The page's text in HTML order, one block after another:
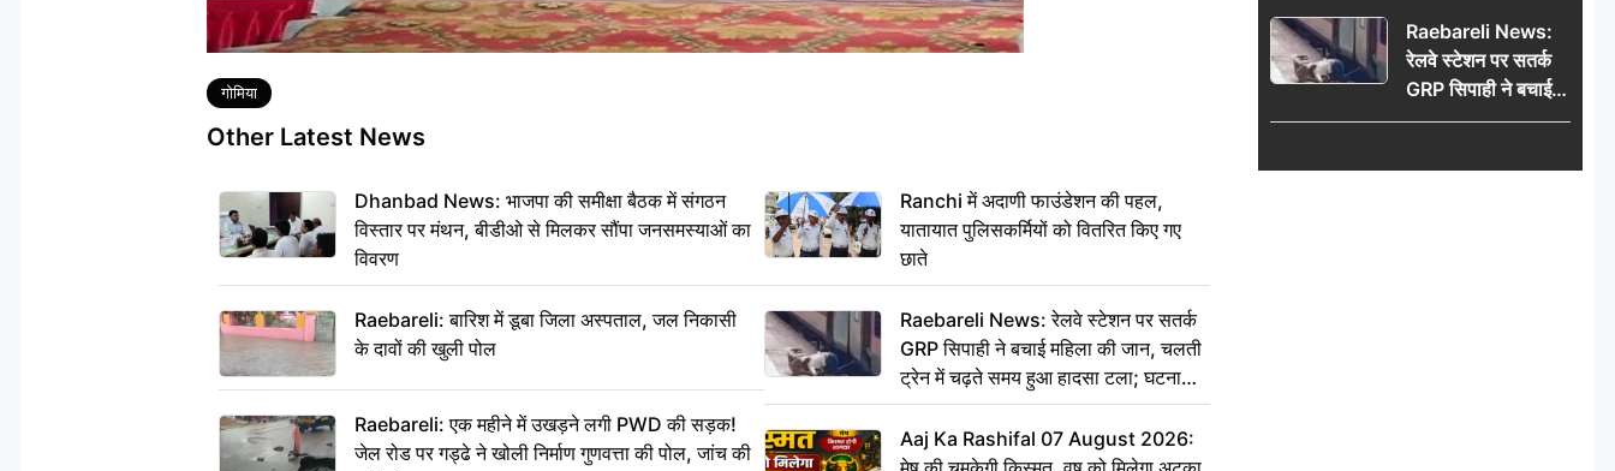
Tags
गोमिया
Other Latest News
Dhanbad News: भाजपा की समीक्षा बैठक में संगठन
विस्तार पर मंथन, बीडीओ से मिलकर सौंपा जनसमस्याओं का
विवरण
Raebareli: बारिश में डूबा जिला अस्पताल, जल निकासी
के दावों की खुली पोल
Raebareli: एक महीने में उखड़ने लगी PWD की सड़क!
जेल रोड पर गड्ढे ने खोली निर्माण गुणवत्ता की पोल, जांच की
Ranchi में अदाणी फाउंडेशन की पहल,
यातायात पुलिसकर्मियों को वितरित किए गए
छाते
Raebareli News: रेलवे स्टेशन पर सतर्क
GRP सिपाही ने बचाई महिला की जान, चलती
ट्रेन में चढ़ते समय हुआ हादसा टला; घटना
CCTV में कैद
Aaj Ka Rashifal 07 August 2026:
Raebareli News:
रेलवे स्टेशन पर सतर्क
GRP सिपाही ने बचाई
महिला की जान, चलती
हादसा टला; घटना